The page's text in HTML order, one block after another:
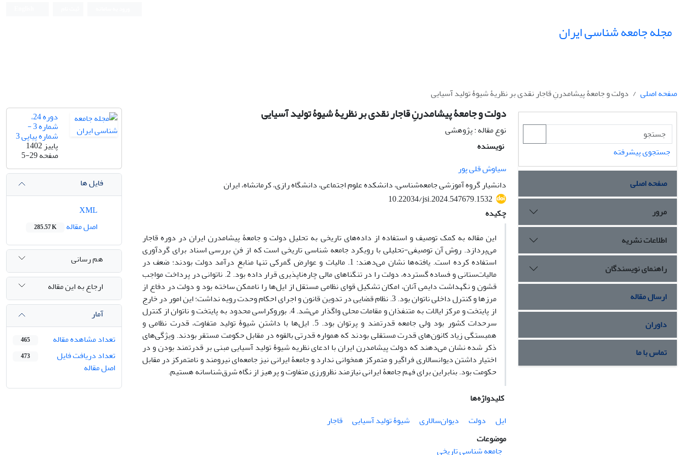
مجله جامعه شناسی ایران
صفحه اصلی دولت و جامعۀ پیشامدرنِ قاجار نقدی بر نظریۀ شیوۀ تولید آسیایی
دولت و جامعۀ پیشامدرنِ قاجار نقدی بر نظریۀ شیوۀ تولید آسیایی
نوع مقاله : پژوهشی
نویسنده
سیاوش قلی پور
دانشیار گروه آموزشی جامعه‌شناسی، دانشکده علوم اجتماعی، دانشگاه رازی، کرمانشاه، ایران
10.22034/jsi.2024.547679.1532
چکیده
این مقاله به کمک توصیف و استفاده از داده‌های تاریخی به تحلیل دولت و جامعۀ پیشامدرن ایران در دوره قاجار
می‌پردازد. روش آن توصیفی-تحلیلی با رویکرد جامعه شناسی تاریخی است که از فنِ بررسی اسناد برای گردآوری
استفاده کرده است. یافته‌ها نشان می‌دهند: 1. مالیات و عوارض گمرکی تنها منابع درآمد دولت بودند؛ ضعف در
مالیات‌ستانی و فساده گسترده، دولت را در تنگناهای مالی چاره‌ناپذیری قرار داده بود. 2. ناتوانی در پرداخت مواجب
قشون و نگهداشت دایمی آنان، امکان تشکیل قوای نظامی مستقل از ایل‌ها را ناممکن ساخته بود و دولت در دفاع از
مرزها و کنترل داخلی ناتوان بود. 3. نظام قضایی در تدوین قانون و اجرای احکام وحدت رویه نداشت؛ این امور در خارج
از پایتخت و مرکز ایالات به متنفذان و مقامات محلی واگذار می‌شد. 4. بوروکراسی محدود به پایتخت و ناتوان از کنترل
سرحدات کشور بود ولی جامعه قدرتمند و پرتوان بود. 5. ایل‌ها با داشتنِ شیوۀ تولید متفاوت، قدرت نظامی و
همبستگی زیاد کانون‌های قدرت مستقلی بودند که همواره قدرتی بالقوه در مقابل حکومت مستقر بودند. ویژگی‌های
ذکر شده نشان می‌دهند که دولت پیشامدرن ایران با ادعای نظریه شیوۀ تولید آسیایی مبنی بر قدرتمند بودن و در
اختیار داشتن دیوانسالاری فراگیر و متمرکز همخوانی ندارد و جامعۀ ایرانی نیز جامعه‌ای نیرومند و نامتمرکز در مقابل
حکومت بود. بنابراین برای فهم جامعۀ ایرانی نیازمند نظرورزی متفاوت و پرهیز از نگاه شرق‌شناسانه هستیم.
کلیدواژه‌ها
ایل
دولت دیوان‌سالاری شیوۀ تولید آسیایی
قاجار
موضوعات
جامعه شناسی تاریخی
دوره 24،
شماره 3 -
شماره پیاپی 3
پاییز 1402
صفحه5-29
فایل ها
اصل مقاله
285.57 K
هم رسانی
ارجاع به این مقاله
آمار
تعداد مشاهده مقاله
465
تعداد دریافت فایل
اصل مقاله
473
جستجوی پیشرفته
صفحه اصلی
مرور
اطلاعات نشریه
راهنمای نویسندگان
ارسال مقاله
داوران
تماس با ما